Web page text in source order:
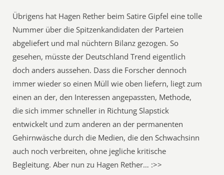
Übrigens hat Hagen Rether beim Satire Gipfel eine tolle
Nummer über die Spitzenkandidaten der Parteien
abgeliefert und mal nüchtern Bilanz gezogen. So
gesehen, müsste der Deutschland Trend eigentlich
doch anders aussehen. Dass die Forscher dennoch
immer wieder so einen Müll wie oben liefern, liegt zum
einen an der, den Interessen angepassten, Methode,
die sich immer schneller in Richtung Slapstick
entwickelt und zum anderen an der permanenten
Gehirnwäsche durch die Medien, die den Schwachsinn
auch noch verbreiten, ohne jegliche kritische
Begleitung. Aber nun zu Hagen Rether… :>>